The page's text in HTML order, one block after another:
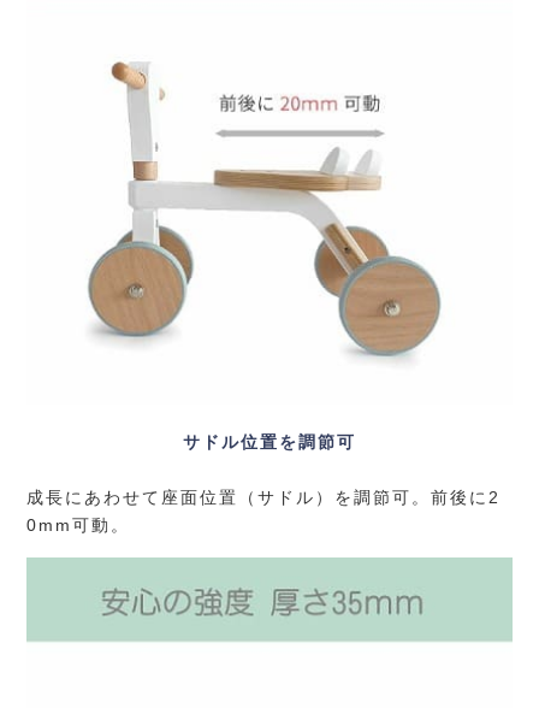
サドル位置を調節可
成長にあわせて座面位置（サドル）を調節可。前後に2
0mm可動。